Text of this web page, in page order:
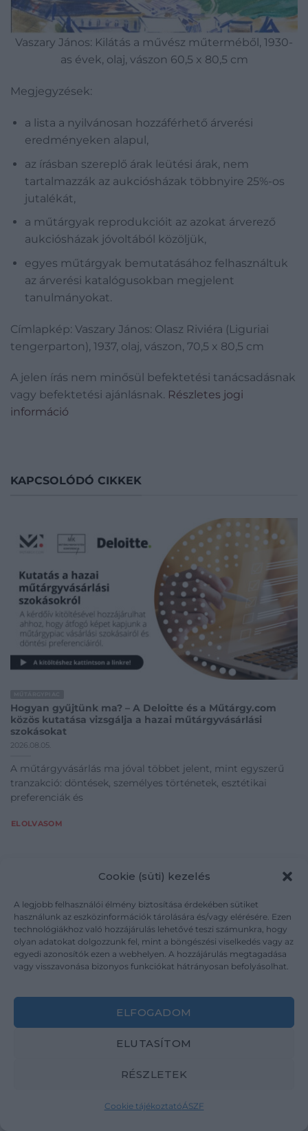
Cookie (süti) kezelés
A legjobb felhasználói élmény biztosítása érdekében sütiket
használunk az eszközinformációk tárolására és/vagy elérésére. Ezen
technológiákhoz való hozzájárulás lehetővé teszi számunkra, hogy
olyan adatokat dolgozzunk fel, mint a böngészési viselkedés vagy az
egyedi azonosítók ezen a webhelyen. A hozzájárulás megtagadása
vagy visszavonása bizonyos funkciókat hátrányosan befolyásolhat.
ELFOGADOM
ELUTASÍTOM
RÉSZLETEK
Cookie tájékoztatóÁSZF
Vaszary János: Kilátás a művész műterméből, 1930-
as évek, olaj, vászon 60,5 x 80,5 cm
Megjegyzések:
a lista a nyilvánosan hozzáférhető árverési
eredményeken alapul,
az írásban szereplő árak leütési árak, nem
tartalmazzák az aukciósházak többnyire 25%-os
jutalékát,
a műtárgyak reprodukcióit az azokat árverező
aukciósházak jóvoltából közöljük,
egyes műtárgyak bemutatásához felhasználtuk
az árverési katalógusokban megjelent
tanulmányokat.
Címlapkép: Vaszary János: Olasz Riviéra (Liguriai
tengerparton), 1937, olaj, vászon, 70,5 x 80,5 cm
A jelen írás nem minősül befektetési tanácsadásnak
vagy befektetési ajánlásnak. Részletes jogi
információ
KAPCSOLÓDÓ CIKKEK
Hogyan gyűjtünk ma? – A Deloitte és a Műtárgy.com
közös kutatása vizsgálja a hazai műtárgyvásárlási
szokásokat
2026.08.05.
A műtárgyvásárlás ma jóval többet jelent, mint egyszerű
tranzakció: döntések, személyes történetek, esztétikai
preferenciák és
ELOLVASOM
Kortárs műtárgyat vennél? Erre az 5 kérdésre biztosan
Sokan érzik úgy, hogy a kortárs műtárgypiac működése
nehezen átlátható és fogódzkodók kellenek ahhoz, hogy